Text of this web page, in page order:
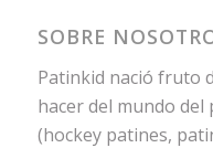
SOBRE
Patinkid nació fruto
hacer del mundo
(hockey patines,